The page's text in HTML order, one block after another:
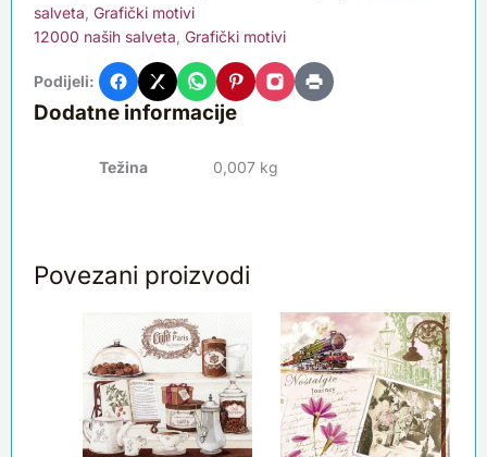
salveta Grafički motivi
12000 naših salveta Grafički motivi
Podijeli:
Dodatne informacije
Težina 0,007 kg
Povezani proizvodi